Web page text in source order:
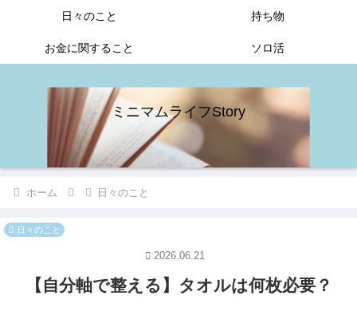
ミニマムライフStory
日々のこと 持ち物
お金に関すること ソロ活
ホーム 日々のこと
日々のこと
【自分軸で整える】タオルは何枚必要？
2026.06.21